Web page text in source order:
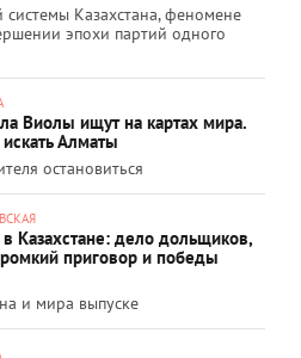
системы Казахстана, феномене
эпохи партий одного
Виолы ищут на картах мира.
Алматы
остановиться
Казахстане: дело дольщиков,
приговор и победы
и мира выпуске